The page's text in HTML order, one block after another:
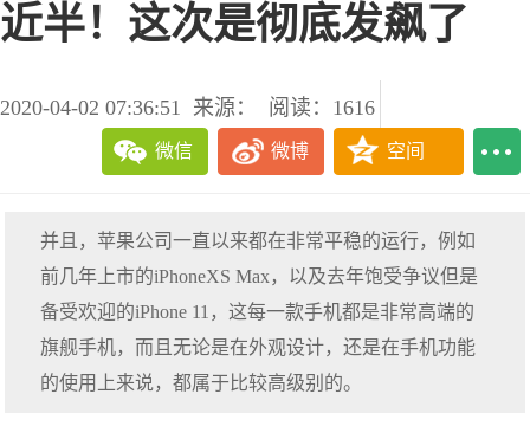
近半！这次是彻底发飙了
2020-04-02 07:36:51 来源： 阅读：1616
微信 微博 空间
并且，苹果公司一直以来都在非常平稳的运行，例如
前几年上市的iPhoneXS Max，以及去年饱受争议但是
备受欢迎的iPhone 11，这每一款手机都是非常高端的
旗舰手机，而且无论是在外观设计，还是在手机功能
的使用上来说，都属于比较高级别的。